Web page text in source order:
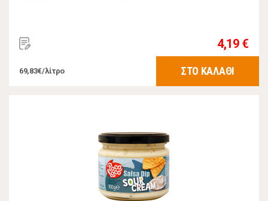
4,19 €
69,83€/λίτρο ΣΤΟ ΚΑΛΑΘΙ